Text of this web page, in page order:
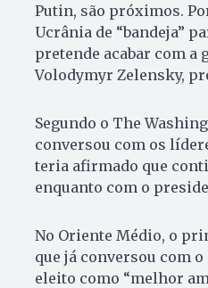
Putin, são próximos.
Ucrânia de “bandeja”
pretende acabar com a
Volodymyr Zelensky,
Segundo o The
conversou com os
teria afirmado que
enquanto com o
No Oriente Médio, o
que já conversou com
eleito como “melhor